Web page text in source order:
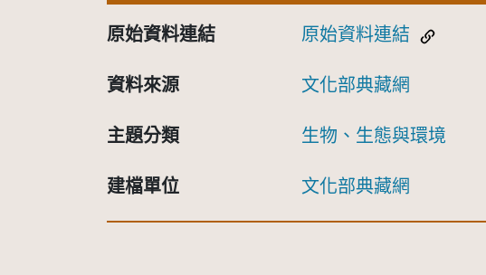
原始資料連結 原始資料連結
資料來源 文化部典藏網
主題分類 生物、生態與環境
建檔單位 文化部典藏網